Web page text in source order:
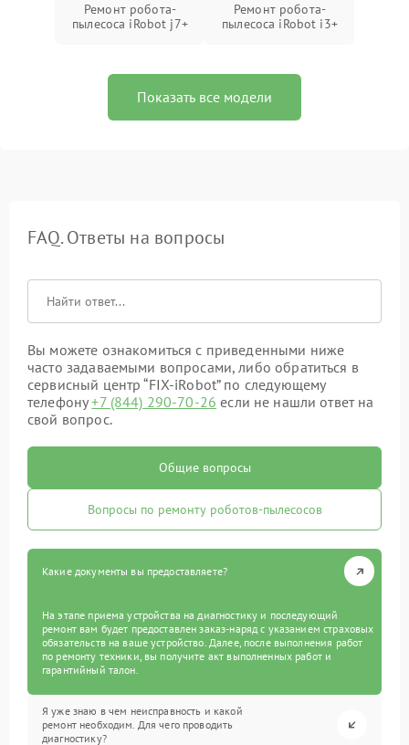
Ремонт робота-
пылесоса iRobot j7+
Ремонт робота-
пылесоса iRobot i3+
Показать все модели
FAQ. Ответы на вопросы
Вы можете ознакомиться с приведенными ниже
часто задаваемыми вопросами, либо обратиться в
сервисный центр “FIX-iRobot” по следующему
телефону+7 (844) 290-70-26 если не нашли ответ на
свой вопрос.
Общие вопросы
Вопросы по ремонту роботов-пылесосов
Какие документы вы предоставляете?
На этапе приема устройства на диагностику и последующий
ремонт вам будет предоставлен заказ-наряд с указанием страховых
обязательств на ваше устройство. Далее, после выполнения работ
по ремонту техники, вы получите акт выполненных работ и
гарантийный талон.
Я уже знаю в чем неисправность и какой
ремонт необходим. Для чего проводить
диагностику?